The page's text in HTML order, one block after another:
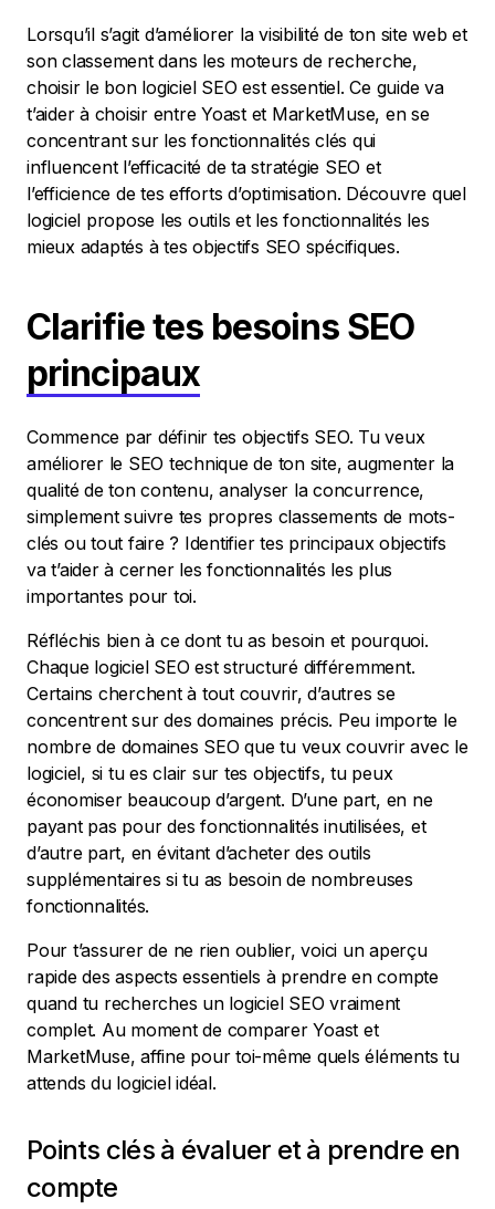
Lorsqu’il s’agit d’améliorer la visibilité de ton site web et
son classement dans les moteurs de recherche,
choisir le bon logiciel SEO est essentiel. Ce guide va
t’aider à choisir entre Yoast et MarketMuse, en se
concentrant sur les fonctionnalités clés qui
influencent l’efficacité de ta stratégie SEO et
l’efficience de tes efforts d’optimisation. Découvre quel
logiciel propose les outils et les fonctionnalités les
mieux adaptés à tes objectifs SEO spécifiques.
Clarifie tes besoins SEO
principaux
Commence par définir tes objectifs SEO. Tu veux
améliorer le SEO technique de ton site, augmenter la
qualité de ton contenu, analyser la concurrence,
simplement suivre tes propres classements de mots-
clés ou tout faire ? Identifier tes principaux objectifs
va t’aider à cerner les fonctionnalités les plus
importantes pour toi.
Réfléchis bien à ce dont tu as besoin et pourquoi.
Chaque logiciel SEO est structuré différemment.
Certains cherchent à tout couvrir, d’autres se
concentrent sur des domaines précis. Peu importe le
nombre de domaines SEO que tu veux couvrir avec le
logiciel, si tu es clair sur tes objectifs, tu peux
économiser beaucoup d’argent. D’une part, en ne
payant pas pour des fonctionnalités inutilisées, et
d’autre part, en évitant d’acheter des outils
supplémentaires si tu as besoin de nombreuses
fonctionnalités.
Pour t’assurer de ne rien oublier, voici un aperçu
rapide des aspects essentiels à prendre en compte
quand tu recherches un logiciel SEO vraiment
complet. Au moment de comparer Yoast et
MarketMuse, affine pour toi-même quels éléments tu
attends du logiciel idéal.
Points clés à évaluer et à prendre en
compte